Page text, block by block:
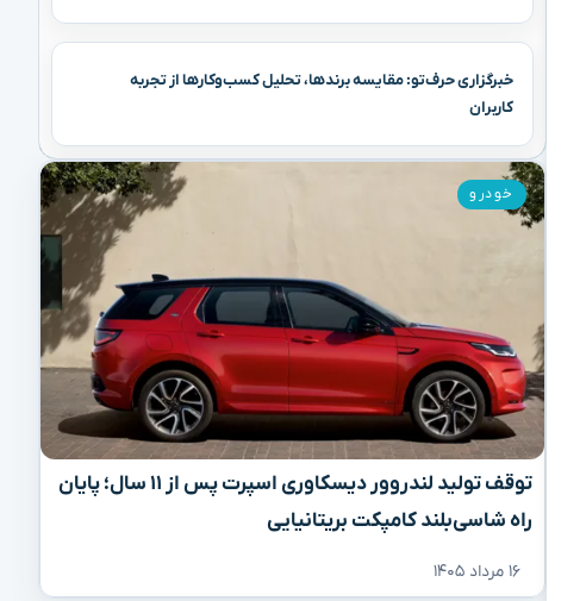
خبرگزاری حرف‌تو: مقایسه برندها، تحلیل کسب‌وکارها از تجربه
کاربران
توقف تولید لندروور دیسکاوری اسپرت پس از ۱۱ سال؛ پایان
راه شاسی‌بلند کامپکت بریتانیایی
۱۶ مرداد ۱۴۰۵
خودرو